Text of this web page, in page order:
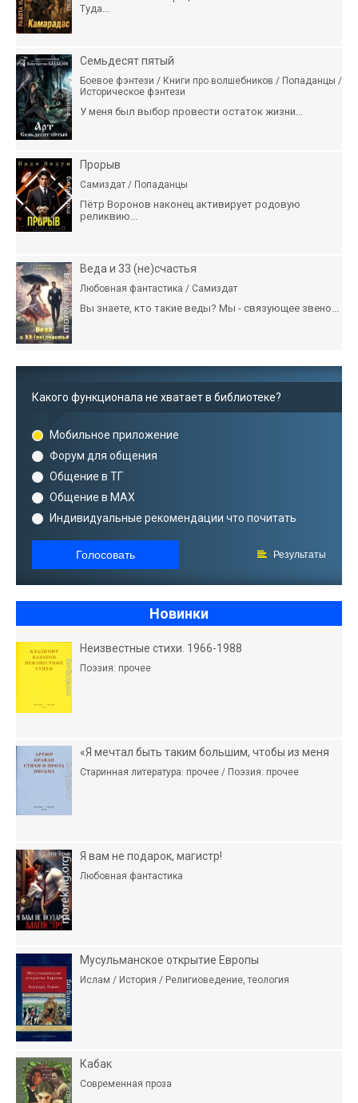
Туда...
Семьдесят пятый
Боевое фэнтези / Книги про волшебников / Попаданцы /
Историческое фэнтези
У меня был выбор провести остаток жизни...
Прорыв
Самиздат / Попаданцы
Пётр Воронов наконец активирует родовую
реликвию...
Веда и 33 (не)счастья
Любовная фантастика / Самиздат
Вы знаете, кто такие веды? Мы - связующее звено...
Какого функционала не хватает в библиотеке?
Мобильное приложение
Форум для общения
Общение в ТГ
Общение в MAX
Индивидуальные рекомендации что почитать
Голосовать Результаты
Новинки
Неизвестные стихи. 1966-1988
Поэзия: прочее
«Я мечтал быть таким большим, чтобы из меня
Старинная литература: прочее / Поэзия: прочее
Я вам не подарок, магистр!
Любовная фантастика
Мусульманское открытие Европы
Ислам / История / Религиоведение, теология
Кабак
Современная проза